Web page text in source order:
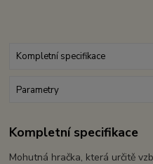
Kompletní specifikace
Parametry
Kompletní specifikace
Mohutná hračka, která určitě